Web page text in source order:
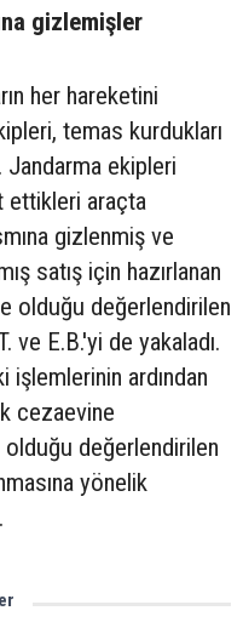
gizlemişler
her hareketini
temas kurdukları
Jandarma ekipleri
ettikleri araçta
gizlenmiş ve
satış için hazırlanan
olduğu değerlendirilen
ve E.B.'yi de yakaladı.
işlemlerinin ardından
cezaevine
olduğu değerlendirilen
yönelik